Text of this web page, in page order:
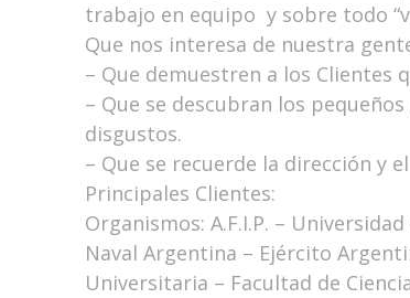
trabajo en equipo y sobre todo
Que nos interesa de nuestra
– Que demuestren a los Clientes
– Que se descubran los
disgustos.
– Que se recuerde la dirección y
Principales Clientes:
Organismos: A.F.I.P. –
Naval Argentina – Ejército
Universitaria – Facultad de